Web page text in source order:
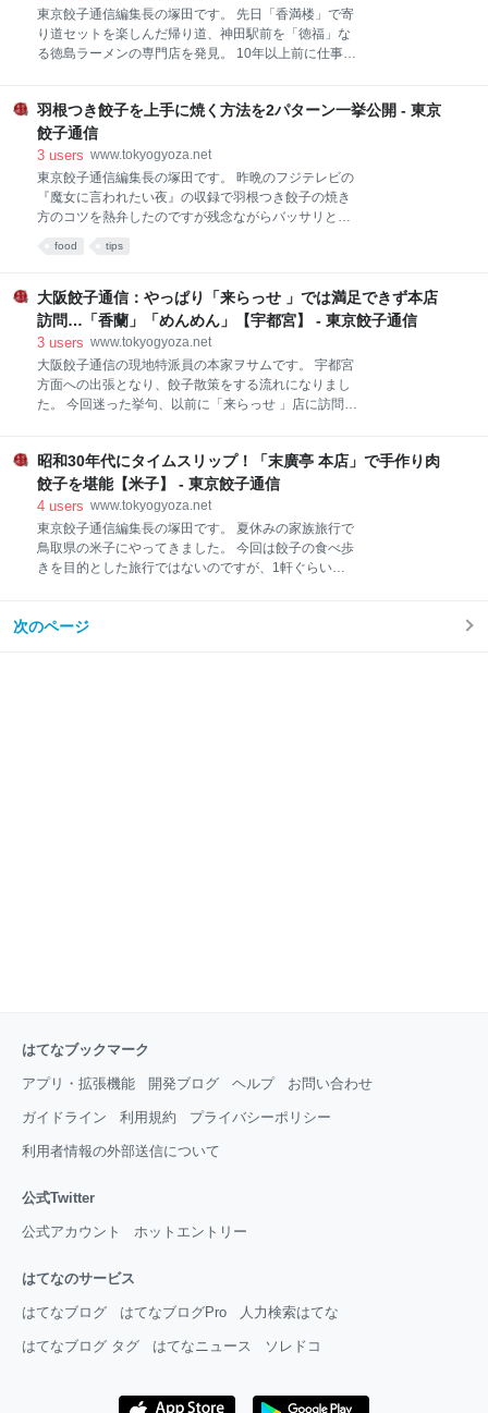
専門店 恵泉」に到着しました。 扉も看板も木製で落ち
着いた雰囲気です。 外の立て看板には「中国小麦料理
専門店」を標榜するだけあって、北海道産小麦で作っ
が。 中にはアロワナを始めとする熱帯魚が泳いでいま
す。 店内はかなり広々として、スペースを贅沢に使わ
れています。 入り口脇にはグランドピアノまで置いて
あり
東京餃子通信編集長の塚田です。 先日「香満楼」で寄
り道セットを楽しんだ帰り道、神田駅前を「徳福」な
る徳島ラーメンの専門店を発見。 10年以上前に仕事で
ました。 すでに食事を済ませていたのでこの日は見送
ったのですが、帰宅後調べてみるとなんと徳島とは関
係ない横浜市の会社が運営するラーメン店でした。
omni-p.jp どうやら徳島ラーメンだけでなく餃子にも力
を入れているようなので、改めて自宅に日確定近い川
崎店を訪問してみました。 川崎モアーズという商業ビ
た。 店の外には「本格餃子」と書かれた大きな餃子の
も水餃子もそれぞれ手作りで本格的。 とはいえ徳島ラ
ーメンも食べなくてはならないので、店の外でしばら
く
羽根つき餃子を上手に焼く方法を2パターン一挙公開 - 東京
餃子通信
3 users www.tokyogyoza.net
東京餃子通信編集長の塚田です。 昨晩のフジテレビの
『魔女に言われたい夜』の収録で羽根つき餃子の焼き
方のコツを熱弁したのですが残念ながらバッサリとカ
しました。 餃子への羽根のつけ方は幾つかやり方があ
ンの羽根付き餃子の焼き方をご紹介しちゃいます。 本
当に簡単なので是非お試しください。 その1：お湯と
き小麦粉を使って羽根つき餃子 最初にご紹介する羽根
蒲田の你好の創業者八木功さんが某テレビ番組で紹介
していた方法です。 羽根つき餃子の産みの親の羽根の
つけ方なので間違いのない焼き方です。
麦粉を使い羽根の元を作ります。 配分はお湯20にたい
して小麦粉1程度。 フライパンの大きさにもよります
が、
food tips
大阪餃子通信：やっぱり「来らっせ 」では満足できず本店
訪問…「香蘭」「めんめん」【宇都宮】 - 東京餃子通信
3 users www.tokyogyoza.net
大阪餃子通信の現地特派員の本家ヲサムです。 宇都宮
方面への出張となり、餃子散策をする流れになりまし
た。 今回迷った挙句、以前に「来らっせ 」店に訪問し
観光客ではなく地元民に人気の餃子店なんです。 以下
記事は両店の「来らっせ 」店訪問の際のレポートで
す。 www.tokyogyoza.net そして、今回一日目は「香
蘭」本店への訪問です。 飲屋街にひっそり佇む同店、
昭和35年創業の老舗店です。 名物は揚餃子（250円）
です。しかしながら、「来らっせ 」店では扱っていな
（会社の同僚と二人で訪問）。 待つこと10分、まずは
昭和30年代にタイムスリップ！「末廣亭 本店」で手作り肉
餃子を堪能【米子】 - 東京餃子通信
4 users www.tokyogyoza.net
東京餃子通信編集長の塚田です。 夏休みの家族旅行で
鳥取県の米子にやってきました。 今回は餃子の食べ歩
きを目的とした旅行ではないのですが、1軒ぐらいは
ぼしい餃子店は1軒も見つけることができませんでし
次のページ
はてなブックマーク
アプリ・拡張機能 開発ブログ ヘルプ お問い合わせ
ガイドライン 利用規約 プライバシーポリシー
利用者情報の外部送信について
公式Twitter
公式アカウント ホットエントリー
はてなのサービス
はてなブログ はてなブログPro 人力検索はてな
はてなブログ タグ はてなニュース ソレドコ